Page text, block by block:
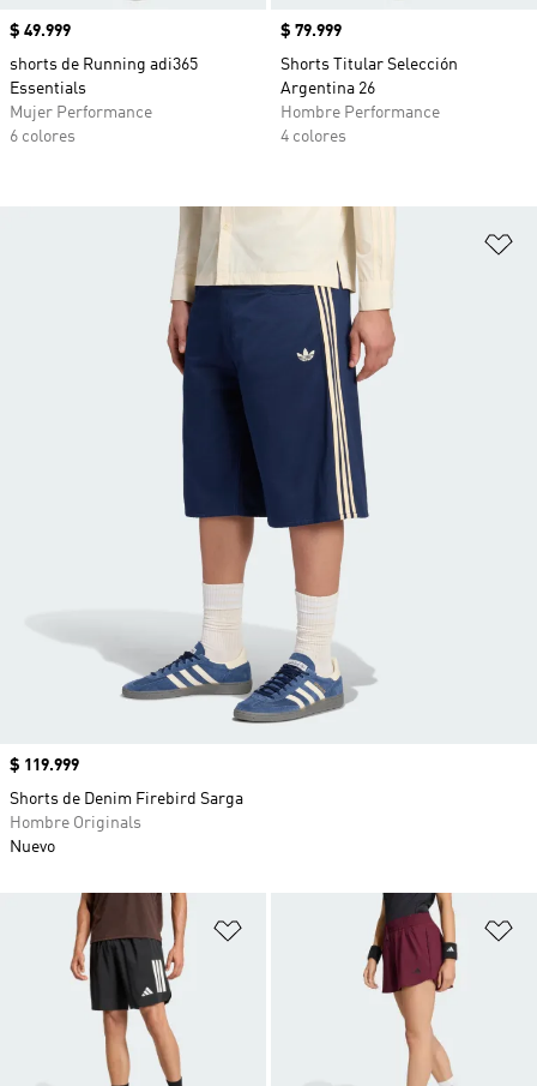
Precio
$ 49.999
shorts de Running adi365
Essentials
Mujer Performance
6 colores
Precio
$ 79.999
Shorts Titular Selección
Argentina 26
Hombre Performance
4 colores
Añadir a la lista de deseos
Precio
$ 119.999
Shorts de Denim Firebird Sarga
Hombre Originals
Nuevo